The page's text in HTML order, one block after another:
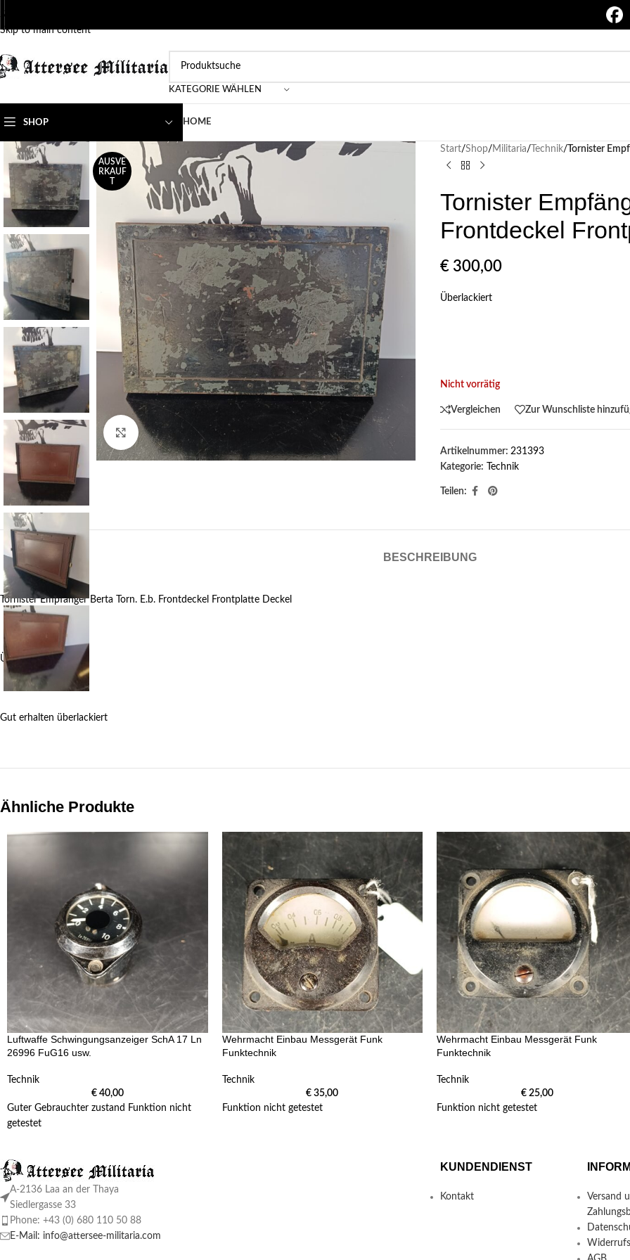
Skip to navigation
Skip to main content
KATEGORIE WÄHLEN
SHOP HOME
AUSVE
RKAUF
T
Klick zum Vergrößern
Start/Shop/ Militaria/ Technik/ Tornister
Tornister
Frontdeckel
€300,00
Überlackiert
Nicht vorrätig
Vergleichen Zur Wunschliste
Artikelnummer: 231393
Kategorie:
Technik
Teilen:
BESCHREIBUNG
Tornister Empfänger Berta Torn. E.b. Frontdeckel Frontplatte Deckel
Überlackiert
Gut erhalten überlackiert
Ähnliche Produkte
Luftwaffe Schwingungsanzeiger SchA 17 Ln
26996 FuG16 usw.
Technik
€40,00
Guter Gebrauchter zustand Funktion nicht
getestet
Wehrmacht Einbau Messgerät Funk
Funktechnik
Technik
€ 35,00
Funktion nicht getestet
Wehrmacht Einbau Messgerät Funk
Funktechnik
Technik
€25,00
Funktion nicht getestet
A-2136 Laa an der Thaya
Siedlergasse 33
Phone: +43 (0) 680 110 50 88
E-Mail: info@attersee-militaria.com
KUNDENDIENST
Kontakt
Versand